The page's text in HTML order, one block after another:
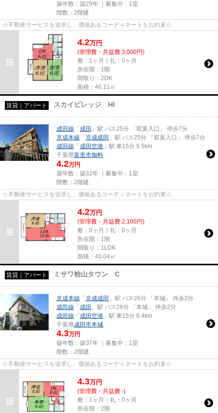
築年数：築29年 ｜募集中： 1室
階数：2階建
☆不動産サービスを追求し、価値あるコーディネートをお約束☆
4.2万円
(管理費・共益費 3,000円)
敷：1ヶ月｜礼：0ヶ月
所在階：1階
間取り：2DK
面積：46.11㎡
賃貸｜アパート スカイビレッジ HI
成田線 「成田 」駅 バス25分 「双葉入口」 停歩7分
京成本線 「京成成田 」駅 バス25分 「双葉入口」 停歩7分
成田線 「成田空港 」駅 車15分 9.5km
千葉県富里市御料
4.2万円
築年数：築32年 ｜募集中： 1室
階数：2階建
☆不動産サービスを追求し、価値あるコーディネートをお約束☆
4.2万円
(管理費・共益費 2,100円)
敷：0ヶ月｜礼：0ヶ月
所在階：1階
間取り：1LDK
面積：40.04㎡
賃貸｜アパート ミサワ桧山タウン C
京成本線 「京成成田 」駅 バス26分 「本城」 停歩2分
成田線 「成田 」駅 バス26分 「本城」 停歩2分
成田線 「成田空港 」駅 車15分 8.4km
千葉県成田市本城
4.3万円
築年数：築37年 ｜募集中： 1室
階数：2階建
☆不動産サービスを追求し、価値あるコーディネートをお約束☆
4.3万円
(管理費・共益費 -)
敷：1ヶ月｜礼：0ヶ月
所在階：2階